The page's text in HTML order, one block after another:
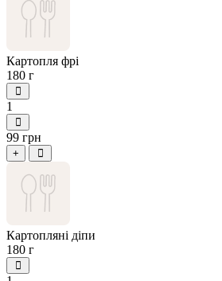
Картопля фрі
180 г
1
99 грн
+
Картопляні діпи
180 г